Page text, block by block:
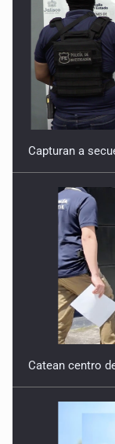
Capturan a
Catean centro